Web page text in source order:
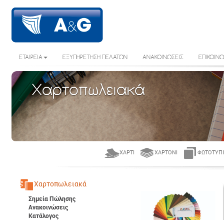
ΕΤΑΙΡΕΙΑ ΕΞΥΠΗΡΕΤΗΣΗ ΠΕΛΑΤΩΝ ΑΝΑΚΟΙΝΩΣΕΙΣ
Χαρτοπωλειακά
ΧΑΡΤΊ ΧΑΡΤΌΝΙ
Χαρτοπωλειακά
Σημεία Πώλησης
Ανακοινώσεις
Κατάλογος